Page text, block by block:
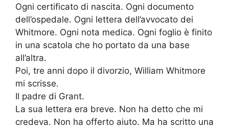
Ogni certificato di nascita. Ogni documento
dell’ospedale. Ogni lettera dell’avvocato dei
Whitmore. Ogni nota medica. Ogni foglio è finito
in una scatola che ho portato da una base
all’altra.
Poi, tre anni dopo il divorzio, William Whitmore
mi scrisse.
Il padre di Grant.
La sua lettera era breve. Non ha detto che mi
credeva. Non ha offerto aiuto. Ma ha scritto una